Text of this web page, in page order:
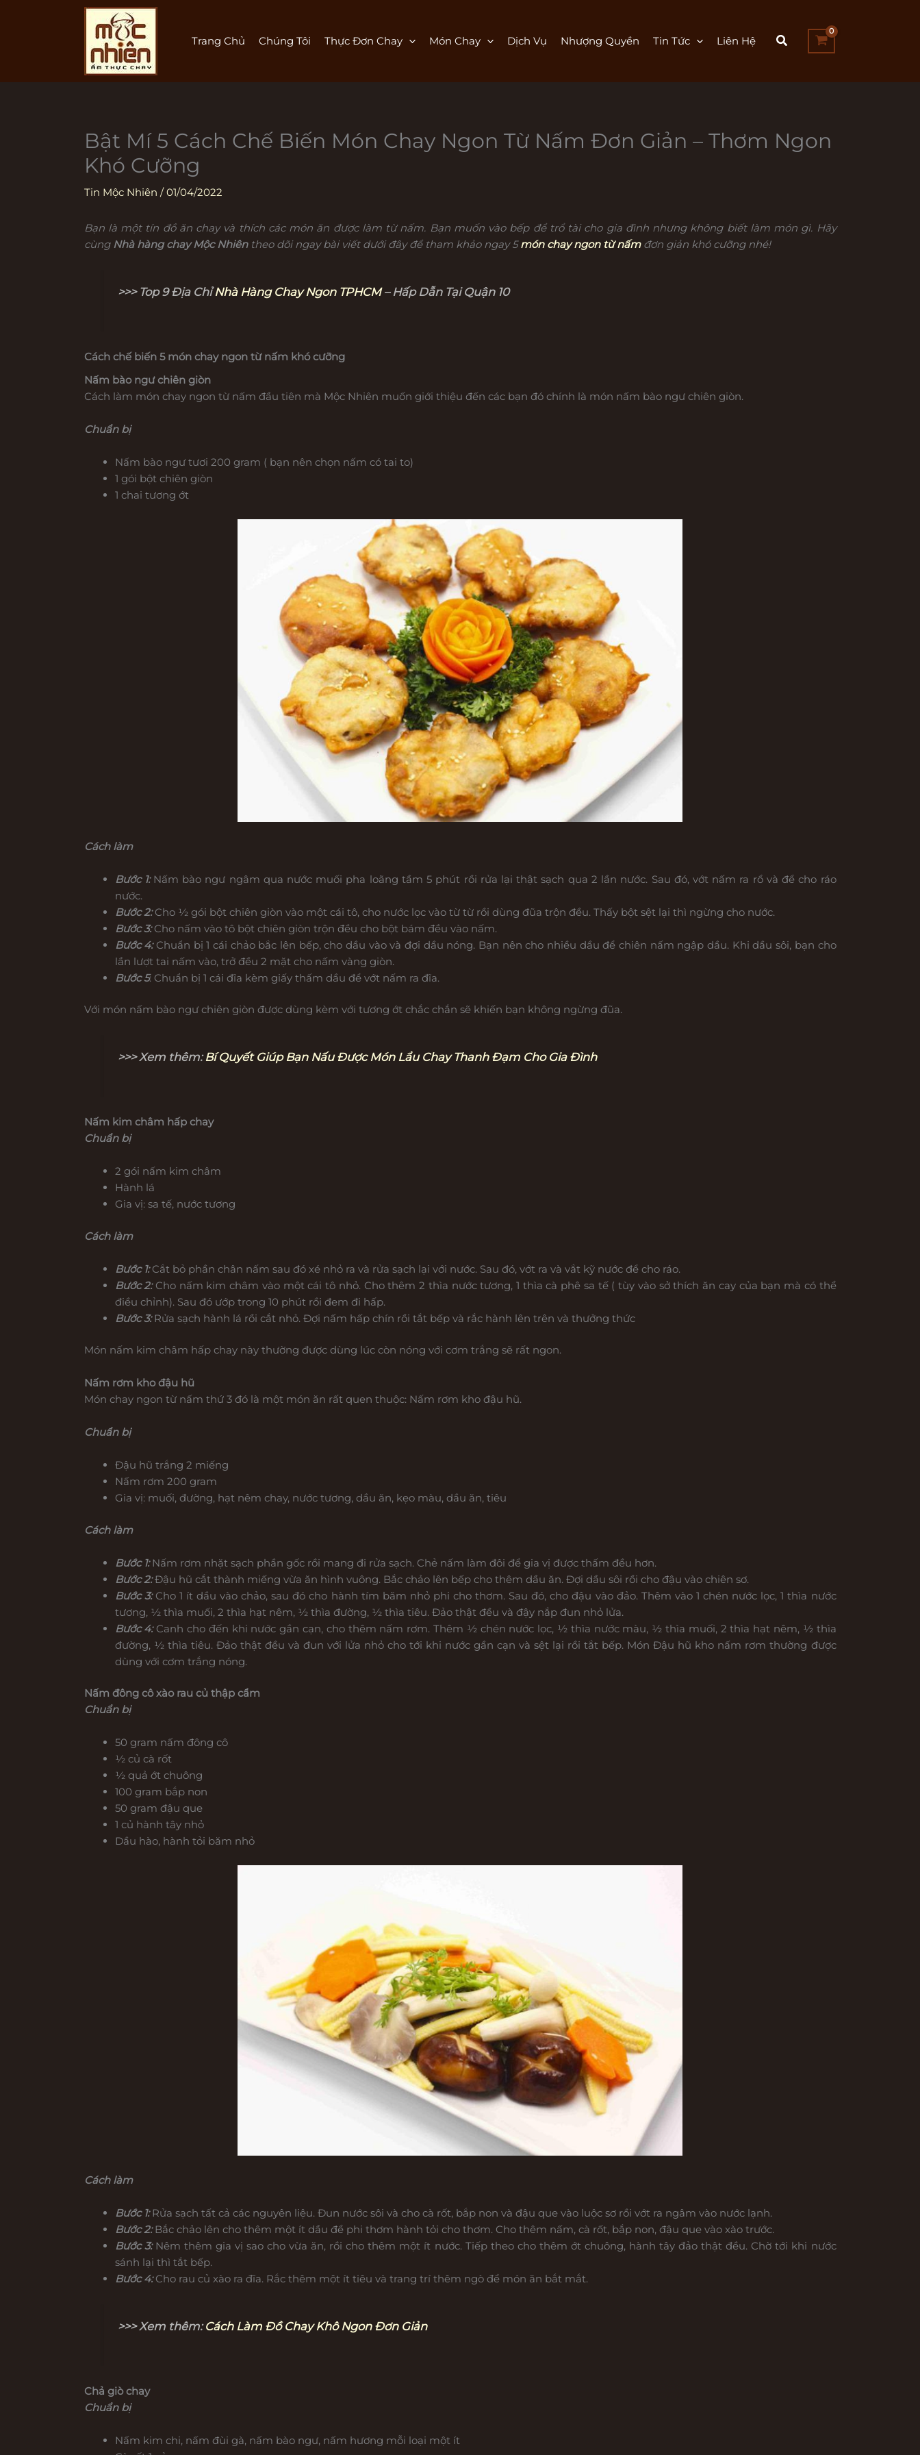
Trang Chủ Chúng Tôi Thực Đơn Chay Món Chay Dịch Vụ Nhượng Quyền Tin Tức Liên Hệ
Bật Mí 5 Cách Chế Biến Món Chay Ngon Từ Nấm Đơn Giản – Thơm Ngon
Khó Cưỡng
Tin Mộc Nhiên /01/04/2022
Bạn là một tín đồ ăn chay và thích các món ăn được làm từ nấm. Bạn muốn vào bếp để trổ tài cho gia đình nhưng không biết làm món gì. Hãy
cùng Nhà hàng chay Mộc Nhiêntheo dõi ngay bài viết dưới đây để tham khảo ngay 5món chay ngon từ nấmđơn giản khó cưỡng nhé!
>>> Top 9 Địa ChỉNhà Hàng Chay Ngon TPHCM– Hấp Dẫn Tại Quận 10
Cách chế biến 5 món chay ngon từ nấm khó cưỡng
Nấm bào ngư chiên giòn
Cách làm món chay ngon từ nấm đầu tiên mà Mộc Nhiên muốn giới thiệu đến các bạn đó chính là món nấm bào ngư chiên giòn.
Chuẩn bị
Nấm bào ngư tươi 200 gram ( bạn nên chọn nấm có tai to)
1 gói bột chiên giòn
1 chai tương ớt
Cách làm
Bước 1:Nấm bào ngư ngâm qua nước muối pha loãng tầm 5 phút rồi rửa lại thật sạch qua 2 lần nước. Sau đó, vớt nấm ra rổ và để cho ráo
nước.
Bước 2:Cho ½ gói bột chiên giòn vào một cái tô, cho nước lọc vào từ từ rồi dùng đũa trộn đều. Thấy bột sệt lại thì ngừng cho nước.
Bước 3:Cho nấm vào tô bột chiên giòn trộn đều cho bột bám đều vào nấm.
Bước 4: Chuẩn bị 1 cái chảo bắc lên bếp, cho dầu vào và đợi dầu nóng. Bạn nên cho nhiều dầu để chiên nấm ngập dầu. Khi dầu sôi, bạn cho
lần lượt tai nấm vào, trở đều 2 mặt cho nấm vàng giòn.
Bước 5: Chuẩn bị 1 cái đĩa kèm giấy thấm dầu để vớt nấm ra đĩa.
Với món nấm bào ngư chiên giòn được dùng kèm với tương ớt chắc chắn sẽ khiến bạn không ngừng đũa.
>>> Xem thêm:Bí Quyết Giúp Bạn Nấu Được Món Lẩu Chay Thanh Đạm Cho Gia Đình
Nấm kim châm hấp chay
Chuẩn bị
2 gói nấm kim châm
Hành lá
Gia vị: sa tế, nước tương
Cách làm
Bước 1:Cắt bỏ phần chân nấm sau đó xé nhỏ ra và rửa sạch lại với nước. Sau đó, vớt ra và vắt kỹ nước để cho ráo.
Bước 2:Cho nấm kim châm vào một cái tô nhỏ. Cho thêm 2 thìa nước tương, 1 thìa cà phê sa tế ( tùy vào sở thích ăn cay của bạn mà có thể
điều chỉnh). Sau đó ướp trong 10 phút rồi đem đi hấp.
Bước 3:Rửa sạch hành lá rồi cắt nhỏ. Đợi nấm hấp chín rồi tắt bếp và rắc hành lên trên và thưởng thức
Món nấm kim châm hấp chay này thường được dùng lúc còn nóng với cơm trắng sẽ rất ngon.
Nấm rơm kho đậu hũ
Món chay ngon từ nấm thứ 3 đó là một món ăn rất quen thuộc: Nấm rơm kho đậu hũ.
Chuẩn bị
Đậu hũ trắng 2 miếng
Nấm rơm 200 gram
Gia vị: muối, đường, hạt nêm chay, nước tương, dầu ăn, kẹo màu, dầu ăn, tiêu
Cách làm
Bước 1:Nấm rơm nhặt sạch phần gốc rồi mang đi rửa sạch. Chẻ nấm làm đôi để gia vị được thấm đều hơn.
Bước 2:Đậu hũ cắt thành miếng vừa ăn hình vuông. Bắc chảo lên bếp cho thêm dầu ăn. Đợi dầu sôi rồi cho đậu vào chiên sơ.
Bước 3:Cho 1 ít dầu vào chảo, sau đó cho hành tím băm nhỏ phi cho thơm. Sau đó, cho đậu vào đảo. Thêm vào 1 chén nước lọc, 1 thìa nước
tương, ½ thìa muối, 2 thìa hạt nêm, ½ thìa đường, ½ thìa tiêu. Đảo thật đều và đậy nắp đun nhỏ lửa.
Bước 4:Canh cho đến khi nước gần cạn, cho thêm nấm rơm. Thêm ½ chén nước lọc, ½ thìa nước màu, ½ thìa muối, 2 thìa hạt nêm, ½ thìa
đường, ½ thìa tiêu. Đảo thật đều và đun với lửa nhỏ cho tới khi nước gần cạn và sệt lại rồi tắt bếp. Món Đậu hũ kho nấm rơm thường được
dùng với cơm trắng nóng.
Nấm đông cô xào rau củ thập cẩm
Chuẩn bị
50 gram nấm đông cô
½ củ cà rốt
½ quả ớt chuông
100 gram bắp non
50 gram đậu que
1 củ hành tây nhỏ
Dầu hào, hành tỏi băm nhỏ
Cách làm
Bước 1:Rửa sạch tất cả các nguyên liệu. Đun nước sôi và cho cà rốt, bắp non và đậu que vào luộc sơ rồi vớt ra ngâm vào nước lạnh.
Bước 2:Bắc chảo lên cho thêm một ít dầu để phi thơm hành tỏi cho thơm. Cho thêm nấm, cà rốt, bắp non, đậu que vào xào trước.
Bước 3: Nêm thêm gia vị sao cho vừa ăn, rồi cho thêm một ít nước. Tiếp theo cho thêm ớt chuông, hành tây đảo thật đều. Chờ tới khi nước
sánh lại thì tắt bếp.
Bước 4:Cho rau củ xào ra đĩa. Rắc thêm một ít tiêu và trang trí thêm ngò để món ăn bắt mắt.
>>> Xem thêm:Cách Làm Đồ Chay Khô Ngon Đơn Giản
Chả giò chay
Chuẩn bị
Nấm kim chi, nấm đùi gà, nấm bào ngư, nấm hương mỗi loại một ít